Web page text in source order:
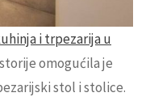
i trpezarija u
omogućila je
stol i stolice.